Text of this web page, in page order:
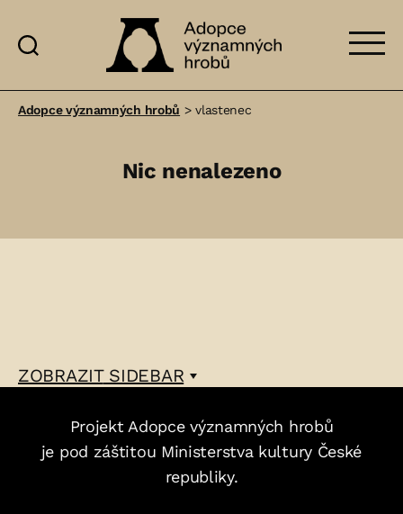
významných
Adopce významných hrobů >vlastenec
Nic nenalezeno
ZOBRAZITSIDEBAR
Projekt Adopce významných hrobů
je pod záštitou Ministerstva kultury České
republiky.